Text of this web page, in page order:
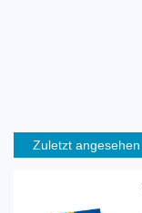
Zuletzt angesehen